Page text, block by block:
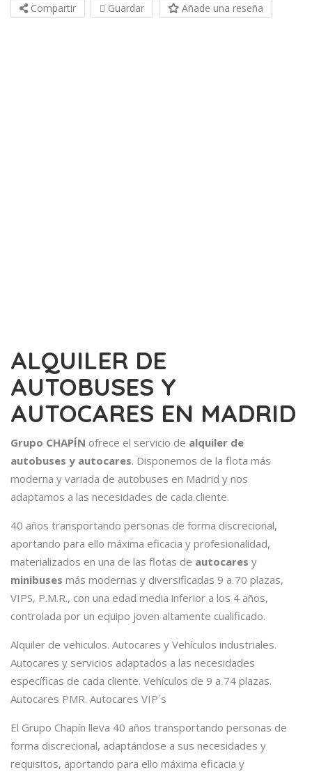
Compartir Guardar Añade una reseña
ALQUILER DE
AUTOBUSES Y
AUTOCARES EN MADRID
Grupo CHAPÍN ofrece el servicio de alquiler de
autobuses y autocares. Disponemos de la flota más
moderna y variada de autobuses en Madrid y nos
adaptamos a las necesidades de cada cliente.
40 años transportando personas de forma discrecional,
aportando para ello máxima eficacia y profesionalidad,
materializados en una de las flotas de autocares y
minibuses más modernas y diversificadas 9 a 70 plazas,
VIPS, P.M.R., con una edad media inferior a los 4 años,
controlada por un equipo joven altamente cualificado.
Alquiler de vehiculos. Autocares y Vehículos industriales.
Autocares y servicios adaptados a las necesidades
específicas de cada cliente. Vehículos de 9 a 74 plazas.
Autocares PMR. Autocares VIP´s
El Grupo Chapín lleva 40 años transportando personas de
forma discrecional, adaptándose a sus necesidades y
requisitos, aportando para ello máxima eficacia y